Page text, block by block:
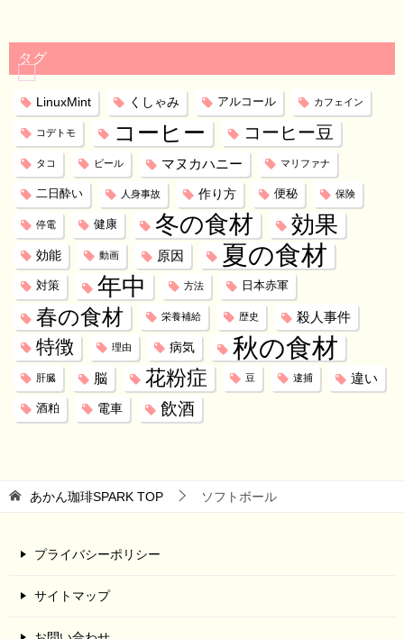
タグ
LinuxMint くしゃみ アルコール カフェイン
コデトモ コーヒー コーヒー豆
タコ ビール マヌカハニー マリファナ
二日酔い 人身事故 作り方 便秘 保険
停電 健康 冬の食材 効果
効能 動画 原因 夏の食材
対策 年中 方法 日本赤軍
春の食材 栄養補給 歴史 殺人事件
特徴 理由 病気 秋の食材
肝臓 脳 花粉症 豆 逮捕 違い
酒粕 電車 飲酒
あかん珈琲SPARK TOP ソフトボール
プライバシーポリシー
サイトマップ